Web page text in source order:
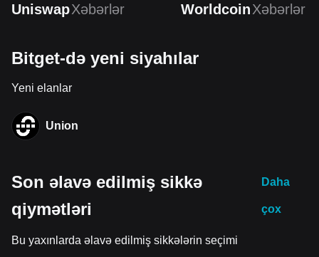
UniswapXəbərlər WorldcoinXəbərlər
Bitget-də yeni siyahılar
Yeni elanlar
Union
Son əlavə edilmiş sikkə
qiymətləri
Daha
çox
Bu yaxınlarda əlavə edilmiş sikkələrin seçimi